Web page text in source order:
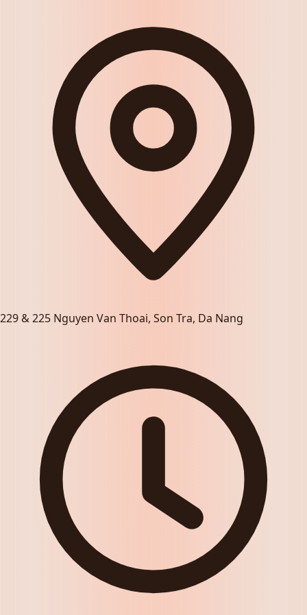
229 & 225 Nguyen Van Thoai, Son Tra, Da Nang